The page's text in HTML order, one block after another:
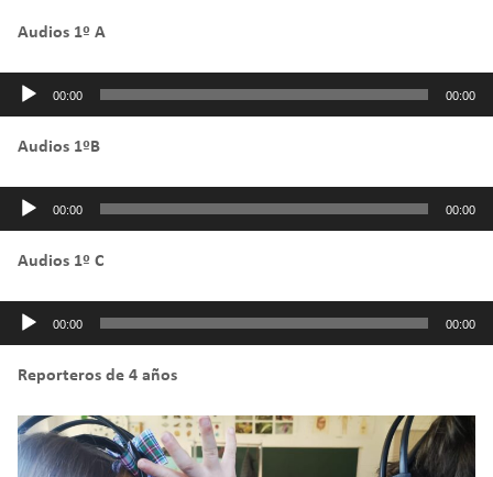
Audios 1º A
Reproductor de audio
00:00 00:00
Audios 1ºB
Reproductor de audio
00:00 00:00
Audios 1º C
Reproductor de audio
00:00 00:00
Reporteros de 4 años